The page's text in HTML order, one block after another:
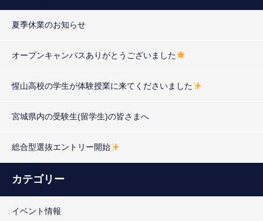
夏季休業のお知らせ
オープンキャンパスありがとうございました
惺山高校の学生が体験授業に来てくださいました
宮城県内の受験生(留学生)の皆さまへ
総合型選抜エントリー開始
カテゴリー
イベント情報